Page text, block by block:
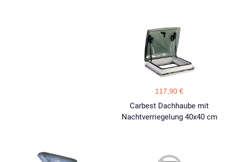
117,90 €
Carbest Dachhaube mit
Nachtverriegelung 40x40 cm